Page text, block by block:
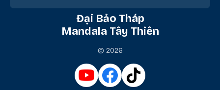
Đại Bảo Tháp
Mandala Tây Thiên
© 2026